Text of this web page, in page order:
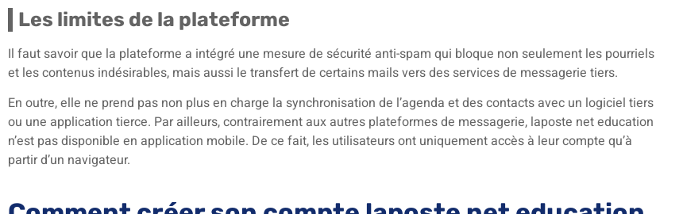
Les limites de la plateforme
Il faut savoir que la plateforme a intégré une mesure de sécurité anti-spam qui bloque non seulement les pourriels
et les contenus indésirables, mais aussi le transfert de certains mails vers des services de messagerie tiers.
En outre, elle ne prend pas non plus en charge la synchronisation de l’agenda et des contacts avec un logiciel tiers
ou une application tierce. Par ailleurs, contrairement aux autres plateformes de messagerie, laposte net education
n’est pas disponible en application mobile. De ce fait, les utilisateurs ont uniquement accès à leur compte qu’à
partir d’un navigateur.